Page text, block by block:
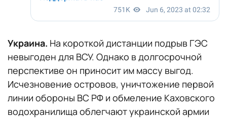
Украина. На короткой дистанции подрыв ГЭС
невыгоден для ВСУ. Однако в долгосрочной
перспективе он приносит им массу выгод.
Исчезновение островов, уничтожение первой
линии обороны ВС РФ и обмеление Каховского
водохранилища облегчают украинской армии